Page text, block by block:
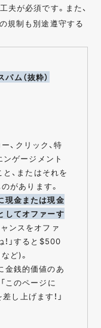
夫が必須です。また、
の規制も別途遵守する
ム（抜粋）
、クリック、特
ゲージメント
、またはそれを
があります。
現金または現金
してオファーす
ンスをオファ
！」すると$500
ど)。
金銭的価値のあ
このページに
し上げます！」